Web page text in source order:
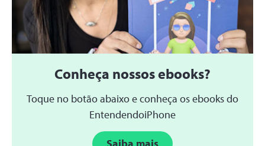
Conheça nossos ebooks?
Toque no botão abaixo e conheça os ebooks do
EntendendoiPhone
Saiba mais